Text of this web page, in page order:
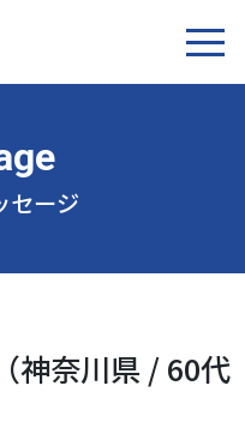
セージ
神奈川県 / 60代